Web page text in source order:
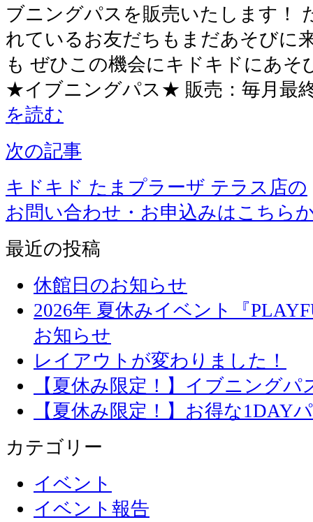
ブニングパスを販売いたします！
れているお友だちもまだあそびに
も ぜひこの機会にキドキドにあそ
★イブニングパス★ 販売：毎月最
を読む
次の記事
キドキド たまプラーザ テラス店の
お問い合わせ・お申込みはこちら
最近の投稿
休館日のお知らせ
2026年 夏休みイベント『
お知らせ
レイアウトが変わりました！
【夏休み限定！】イブニング
【夏休み限定！】お得な1DAY
カテゴリー
イベント
イベント報告